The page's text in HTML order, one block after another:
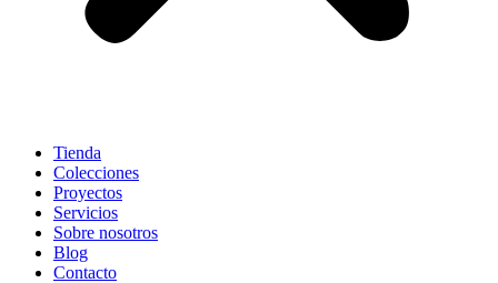
Tienda
Colecciones
Proyectos
Servicios
Sobre nosotros
Blog
Contacto